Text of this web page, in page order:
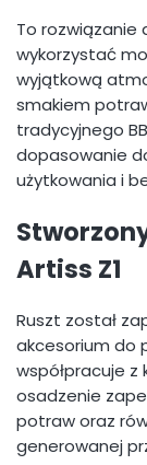
To rozwiązanie
wykorzystać
wyjątkową
smakiem
tradycyjnego
dopasowanie
użytkowania i
Artiss Z1
Ruszt został
akcesorium do
współpracuje z
osadzenie
potraw oraz
generowanej